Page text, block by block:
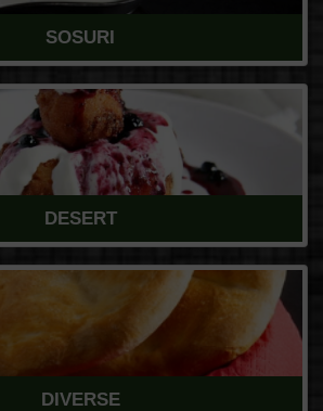
SOSURI
DESERT
DIVERSE